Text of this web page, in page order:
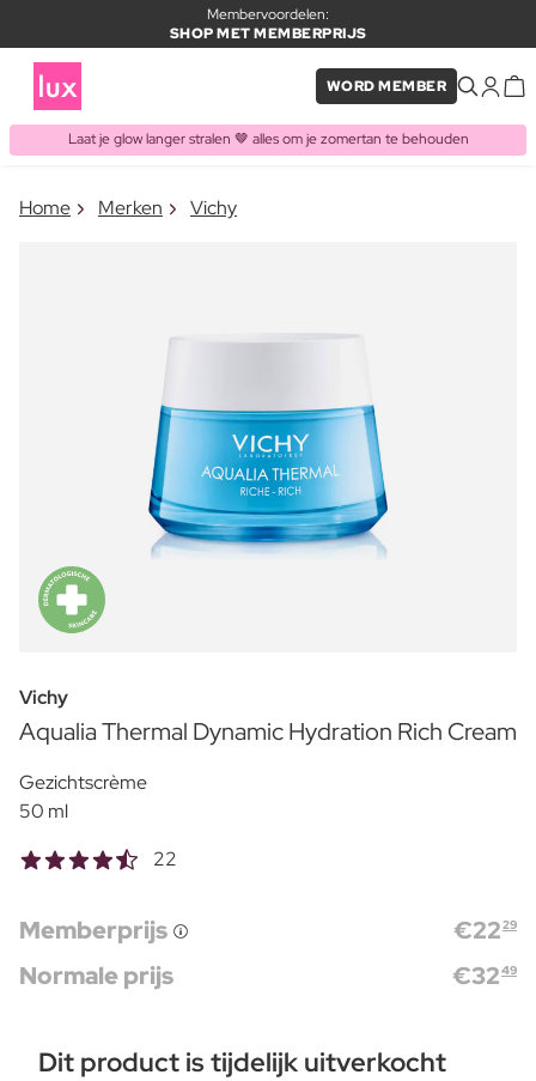
Membervoordelen:
SHOP MET MEMBERPRIJS
WORD MEMBER
Laat je glow langer stralen 🤎 alles om je zomertan te behouden
ITEM TOEGEVOEGD AAN
Vaak samen gekocht met
Home Merken Vichy
Vichy
Aqualia Thermal Dynamic Hydration Rich Cream
Gezichtscrème
50 ml
22
Memberprijs €2229
Normale prijs €3249
Dit product is tijdelijk uitverkocht